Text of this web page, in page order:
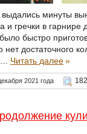
минуты
и гречки в гарнире
быстро
нет достаточного
Читать далее»
2021 года